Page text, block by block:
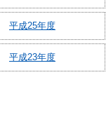
平成25年度
平成23年度